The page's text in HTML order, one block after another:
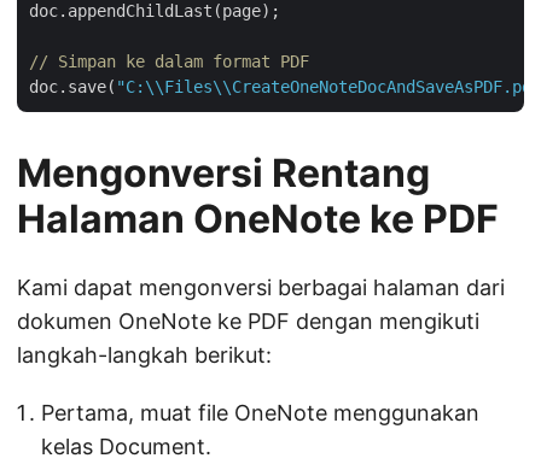
doc.appendChildLast(page);
// Simpan ke dalam format PDF
doc.save(
Mengonversi Rentang
Halaman OneNote ke PDF
Kami dapat mengonversi berbagai halaman dari
dokumen OneNote ke PDF dengan mengikuti
langkah-langkah berikut:
Pertama, muat file OneNote menggunakan
kelas Document.